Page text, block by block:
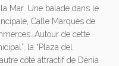
Mar. Une balade dans le
Calle Marqués de
de cette
la “Plaza del
côté attractif de Dénia